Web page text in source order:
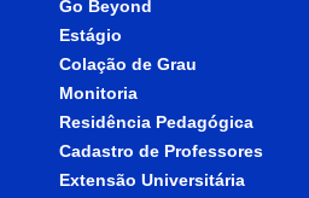
Go Beyond
Estágio
Colação de Grau
Monitoria
Residência Pedagógica
Cadastro de Professores
Extensão Universitária